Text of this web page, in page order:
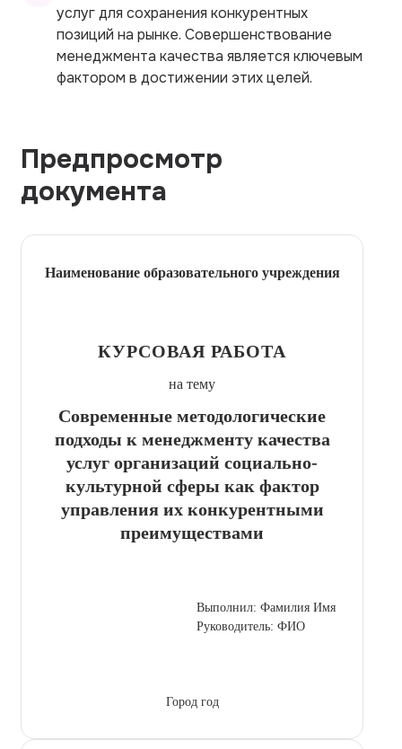
услуг для сохранения конкурентных
позиций на рынке. Совершенствование
менеджмента качества является ключевым
фактором в достижении этих целей.
Предпросмотр
документа
Наименование образовательного учреждения
КУРСОВАЯ РАБОТА
на тему
Современные методологические
подходы к менеджменту качества
услуг организаций социально-
культурной сферы как фактор
управления их конкурентными
преимуществами
Выполнил: Фамилия Имя
Руководитель: ФИО
Город год